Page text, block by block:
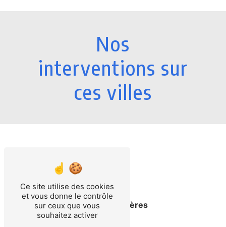
Nos
interventions sur
ces villes
Saint-Martin-d'Hères
Ce site utilise des cookies
et vous donne le contrôle
sur ceux que vous
souhaitez activer